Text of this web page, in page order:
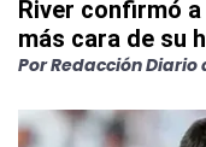
River confirmó
más cara de su
PorRedacción Diario